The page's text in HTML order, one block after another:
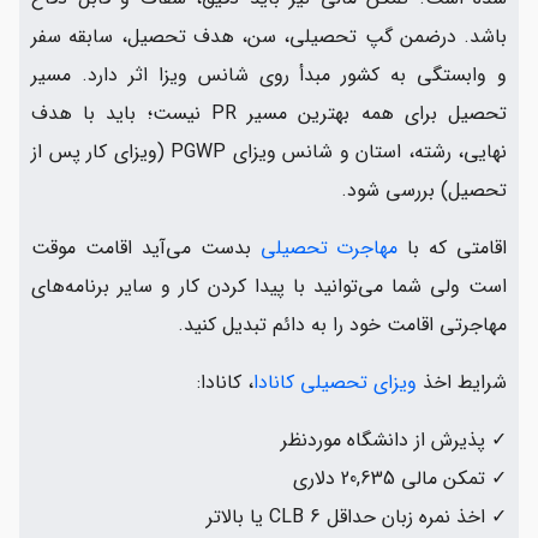
باشد. درضمن گپ تحصیلی، سن، هدف تحصیل، سابقه سفر
و وابستگی به کشور مبدأ روی شانس ویزا اثر دارد. مسیر
تحصیل برای همه بهترین مسیر PR نیست؛ باید با هدف
نهایی، رشته، استان و شانس ویزای PGWP (ویزای کار پس از
تحصیل) بررسی شود.
اقامتی که با مهاجرت تحصیلی بدست می‌آید اقامت موقت
است ولی شما می‌توانید با پیدا کردن کار و سایر برنامه‌های
مهاجرتی اقامت خود را به دائم تبدیل کنید.
شرایط اخذ ویزای تحصیلی کانادا، کانادا:
✓ پذیرش از دانشگاه موردنظر
✓ تمکن مالی 20,635 دلاری
✓ اخذ نمره زبان حداقل CLB 6 یا بالاتر